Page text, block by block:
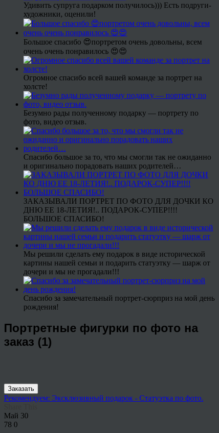
Удивить супруга подарком получилось))) Есть подруги-
художники, оценили!
Большое спасибо 😍портретом очень довольны, всем
очень очень понравилось 😍😍
Огромное спасибо всей вашей команде за портрет на
холсте!
Безумно рады полученному подарку — портрету по
фото, видео отзыв.
Спасибо большое за то, что мы смогли так не ожиданно
и оригинально порадовать наших родителей…
ЗАКАЗЫВАЛИ ПОРТРЕТ ПО ФОТО ДЛЯ ДОЧКИ КО
ДНЮ ЕЕ 18-ЛЕТИЯ!.. ПОДАРОК-СУПЕР!!!!
БОЛЬШОЕ СПАСИБО!
Мы решили сделать ему подарок в виде исторической
картины нашей семьи и подарить статуэтку — шарж от
дочери и мы не прогадали!!!
Спасибо за замечательный портрет-сюрприз на мой день
рождения!
Портретные фигурки по фото на
заказ (1)
Заказать
Рекомендуем: Эксклюзивный подарок - Статуэтка по фото.
Май 30
78 0